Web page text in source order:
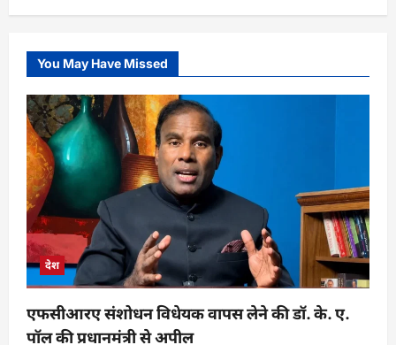
You May Have Missed
देश
एफसीआरए संशोधन विधेयक वापस लेने की डॉ. के. ए.
पॉल की प्रधानमंत्री से अपील